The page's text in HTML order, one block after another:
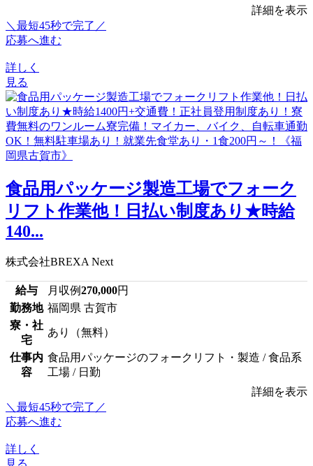
詳細を表示
＼最短45秒で完了／
応募へ進む
詳しく
見る
食品用パッケージ製造工場でフォーク
リフト作業他！日払い制度あり★時給
140...
株式会社BREXA Next
給与 月収例270,000円
勤務地 福岡県 古賀市
寮・社
宅
あり（無料）
仕事内
容
食品用パッケージのフォークリフト・製造 / 食品系
工場 / 日勤
詳細を表示
＼最短45秒で完了／
応募へ進む
詳しく
見る